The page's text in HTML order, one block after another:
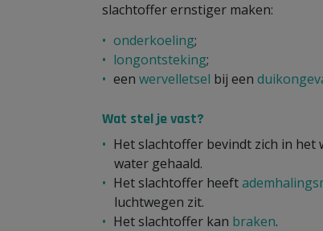
slachtoffer ernstiger maken:
onderkoeling;
longontsteking;
een wervelletsel bij een
Wat stel je vast?
Het slachtoffer bevindt zich in
water gehaald.
Het slachtoffer heeft
luchtwegen zit.
Het slachtoffer kan braken.